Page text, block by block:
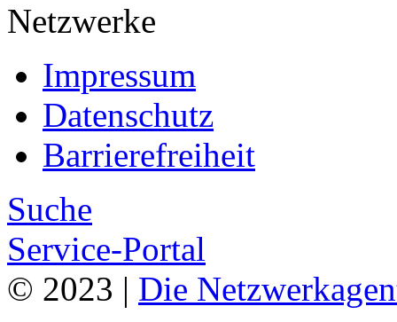
Netzwerke
Impressum
Datenschutz
Barrierefreiheit
Suche
Service-Portal
© 2023 | Die